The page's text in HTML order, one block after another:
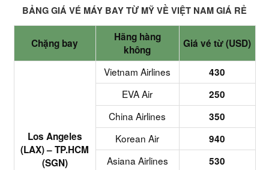
BẢNG GIÁ VÉ MÁY BAY TỪ MỸ VỀ VIỆT NAM GIÁ RẺ
Chặng bay
Hãng hàng
không
Giá vé từ (USD)
Los Angeles
(LAX) – TP.HCM
(SGN)
Vietnam Airlines
430
EVA Air
250
China Airlines
350
Korean Air
940
Asiana Airlines
530